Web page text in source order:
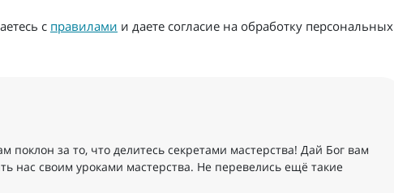
с правилами и даете согласие на обработку персональных
поклон за то, что делитесь секретами мастерства! Дай Бог вам
нас своим уроками мастерства. Не перевелись ещё такие